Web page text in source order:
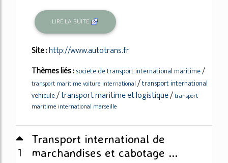
LIRE LA SUITE
Site :http://www.autotrans.fr
Thèmes liés :societe de transport international maritime/
transport maritime voiture international /transport international
vehicule/transport maritime et logistique/transport
maritime international marseille
1
Transport international de
marchandises et cabotage ...